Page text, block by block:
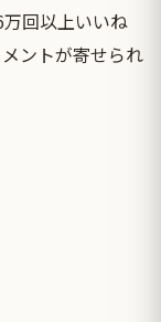
回以上いいね
ントが寄せられ